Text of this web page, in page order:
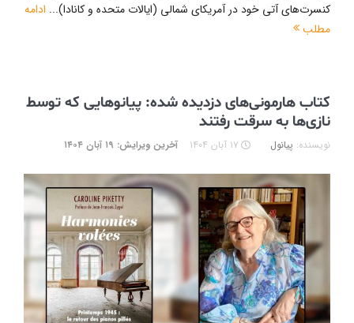
کنسرت‌های آتی خود در آمریکای شمالی (ایالات متحده و کانادا)... ادامه
مطلب
کتاب هارمونی‌های دزدیده شده: پیانوهایی که توسط
نازی‌ها به سرقت رفتند
نویسنده: پیانول ۱۷ آبان ۱۴۰۴ آخرین ویرایش: ۱۹ آبان ۱۴۰۴